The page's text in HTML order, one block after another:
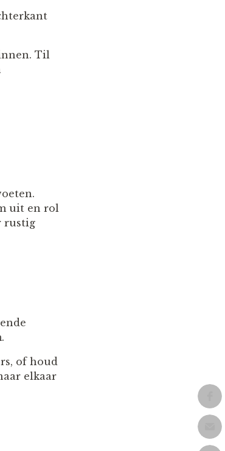
Til
uit en rol
rustig
of houd
elkaar